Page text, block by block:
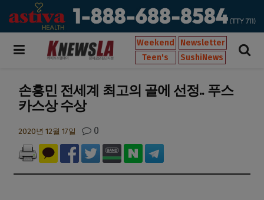
Weekend
Newsletter
Teen's
SushiNews
손흥민 전세계 최고의 골에 선정.. 푸스
카스상 수상
2020년 12월 17일 0